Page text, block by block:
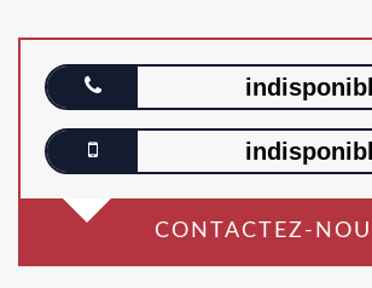
CONTACTEZ-